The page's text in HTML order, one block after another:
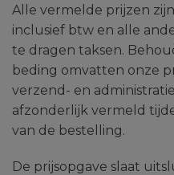
Alle vermelde prijzen
inclusief btw en alle
te dragen taksen.
beding omvatten onze
verzend- en
afzonderlijk vermeld
van de bestelling.
De prijsopgave slaat